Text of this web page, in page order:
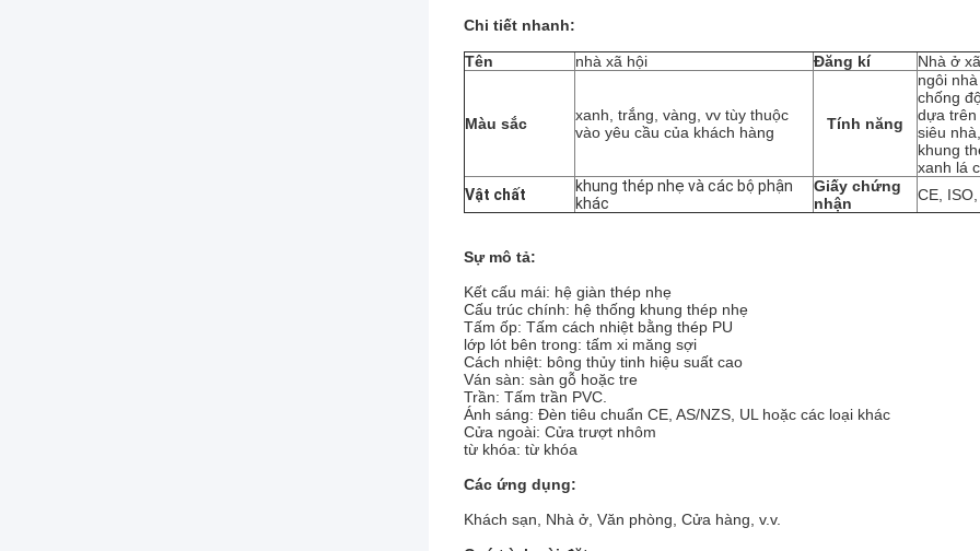
Chi tiết nhanh:
Tên nhà xã hội Đăng kí Nhà ở
Màu sắc
xanh, trắng, vàng, vv tùy thuộc
vào yêu cầu của khách hàng
Tính năng
ngôi
chống
dựa trên
siêu
khung
xanh lá
Vật chất
khung thép nhẹ và các bộ phận
khác
Giấy chứng
nhận
CE, ISO,
Sự mô tả:
Kết cấu mái: hệ giàn thép nhẹ
Cấu trúc chính: hệ thống khung thép nhẹ
Tấm ốp: Tấm cách nhiệt bằng thép PU
lớp lót bên trong: tấm xi măng sợi
Cách nhiệt: bông thủy tinh hiệu suất cao
Ván sàn: sàn gỗ hoặc tre
Trần: Tấm trần PVC.
Ánh sáng: Đèn tiêu chuẩn CE, AS/NZS, UL hoặc các loại khác
Cửa ngoài: Cửa trượt nhôm
từ khóa: từ khóa
Các ứng dụng:
Khách sạn, Nhà ở, Văn phòng, Cửa hàng, v.v.